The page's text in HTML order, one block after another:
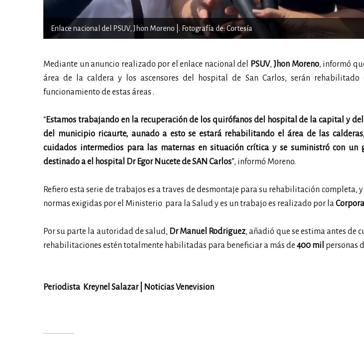
Enlace nacional del PSUV, Jhon Moreno |. Fotografía de: Cortesía
Mediante un anuncio realizado por el enlace nacional del PSUV, Jhon Moreno, informó
área de la caldera y los ascensores del hospital de San Carlos, serán
funcionamiento de estas áreas .
“Estamos trabajando en la recuperación de los quirófanos del hospital de la capital y
del municipio ricaurte, aunado a esto se estará rehabilitando el área de las
cuidados intermedios para las maternas en situación crítica y se suministró con un
destinado a el hospital Dr Egor Nucete de SAN Carlos”, informó Moreno.
Refiero esta serie de trabajos es a traves de desmontaje para su rehabilitación completa,
normas exigidas por el Ministerio para la Salud y es un trabajo es realizado por la
Por su parte la autoridad de salud, Dr Manuel Rodriguez, añadió que se estima antes de
rehabilitaciones estén totalmente habilitadas para beneficiar a más de 400 mil personas
Periodista Kreynel Salazar | Noticias Venevision